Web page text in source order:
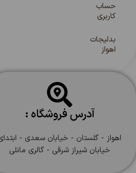
حساب
کاربری
بدلیجات
اهواز
آدرس فروشگاه :
اهواز - گلستان - خیابان سعدی -
خیابان شیراز شرقی - گالری مانلی